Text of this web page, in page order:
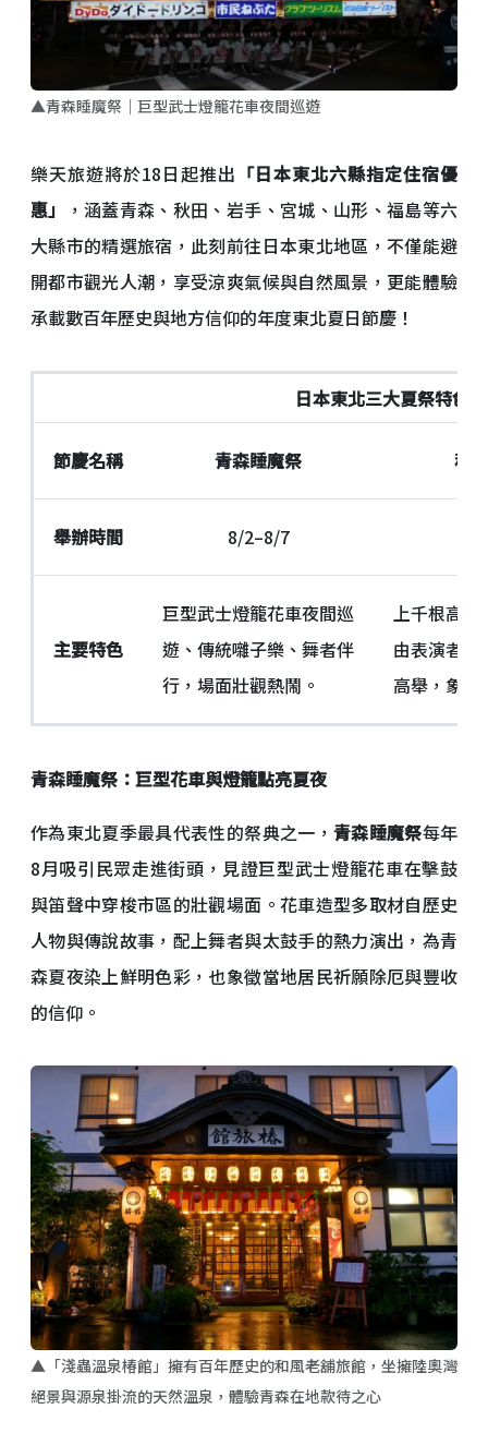
▲青森睡魔祭｜巨型武士燈籠花車夜間巡遊
樂天旅遊將於18日起推出 「日本東北六縣指定住宿優
惠」
，涵蓋青森、秋田、岩手、宮城、山形、福島等六
大縣市的精選旅宿，此刻前往日本東北地區，不僅能避
開都市觀光人潮，享受涼爽氣候與自然風景，更能體驗
承載數百年歷史與地方信仰的年度東北夏日節慶！
日本東北三大夏祭特色
節慶名稱 青森睡魔祭 秋
舉辦時間 8/2–8/7
主要特色
巨型武士燈籠花車夜間巡
遊、傳統囃子樂、舞者伴
行，場面壯觀熱鬧。
上千根高懸
由表演者以
高舉，象徵
青森睡魔祭：巨型花車與燈籠點亮夏夜
作為東北夏季最具代表性的祭典之一， 青森睡魔祭每年
8月吸引民眾走進街頭，見證巨型武士燈籠花車在擊鼓
與笛聲中穿梭市區的壯觀場面。花車造型多取材自歷史
人物與傳說故事，配上舞者與太鼓手的熱力演出，為青
森夏夜染上鮮明色彩，也象徵當地居民祈願除厄與豐收
的信仰。
▲「淺蟲溫泉椿館」擁有百年歷史的和風老舖旅館，坐擁陸奧灣
絕景與源泉掛流的天然溫泉，體驗青森在地款待之心